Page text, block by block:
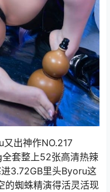
出神作NO.217
套整上52张高清热辣
3.72GB里头Byoru这
的蜘蛛精演得活灵活现